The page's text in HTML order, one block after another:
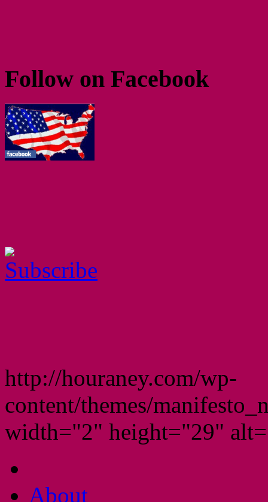
Follow on Facebook
http://houraney.com/wp-
content/themes/
width="2" height="29"
About